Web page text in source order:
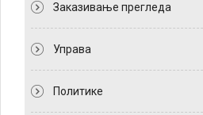
Заказивање прегледа
Управа
Политикe